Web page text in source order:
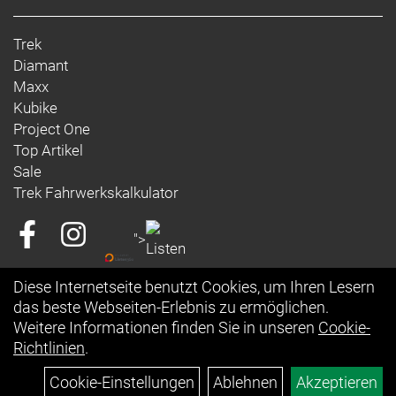
Rahmenmaterial: Carbon
Gangschaltung: SRAM Force XPLR AXS, max. 46 Z.
an größtem Ritzel
Anzahl Gänge: 1
AXS E1
Hinterradbremse: SRAM Paceline X, abgerundet,
Centerlock, 160 mm
Max. Bremsscheibendu
Vorderradbremse: SRAM Paceline X, abgerundet,
Centerlock, 160 mm
Max. Bremsscheibendu
Trek
Diamant
Maxx
Kubike
Project One
Top Artikel
Sale
Trek Fahrwerkskalkulator
">
Diese Internetseite benutzt Cookies, um Ihren Lesern
das beste Webseiten-Erlebnis zu ermöglichen.
Weitere Informationen finden Sie in unseren Cookie-
Richtlinien.
Cookie-Einstellungen
Ablehnen Akzeptieren